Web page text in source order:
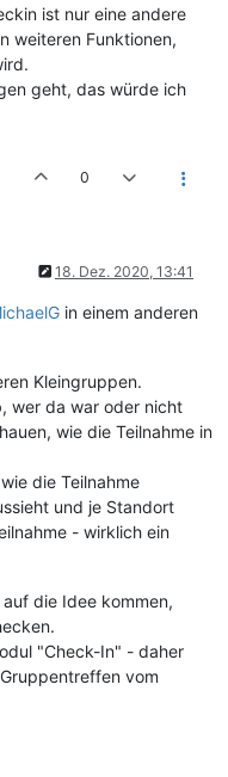
ist nur eine andere
weiteren Funktionen,
geht, das würde ich
0
18. Dez. 2020, 13:41
in einem anderen
Kleingruppen.
wer da war oder nicht
wie die Teilnahme in
die Teilnahme
und je Standort
- wirklich ein
die Idee kommen,
"Check-In" - daher
vom